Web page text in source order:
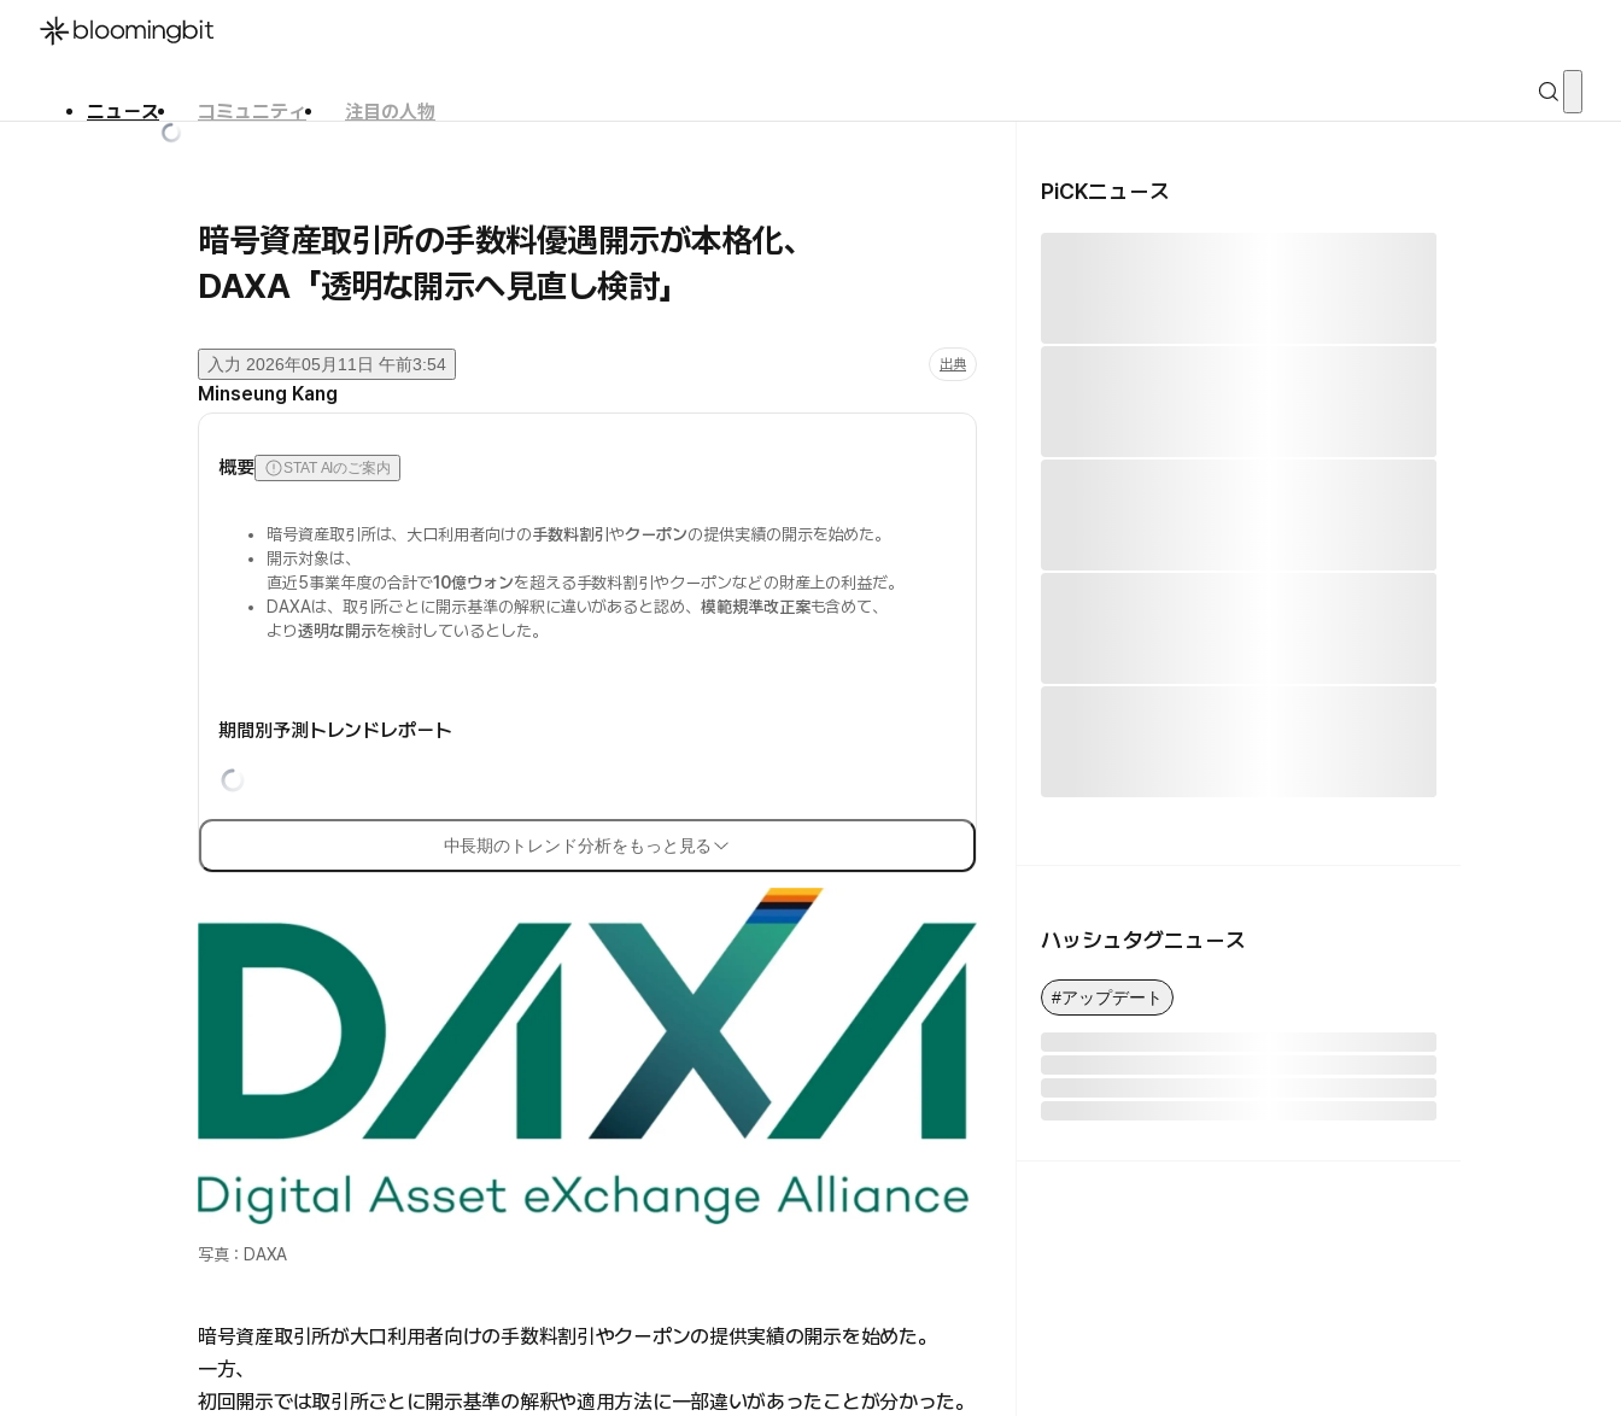
ニュース コミュニティ
注目の人物
暗号資産取引所の手数料優遇開示が本格化、
DAXA「透明な開示へ見直し検討」
入力 2026年05月11日 午前3:54 出典
Minseung Kang
概要 STAT AIのご案内
暗号資産取引所は、大口利用者向けの手数料割引やクーポンの提供実績の開示を始めた。
開示対象は、
直近5事業年度の合計で10億ウォンを超える手数料割引やクーポンなどの財産上の利益だ。
DAXAは、取引所ごとに開示基準の解釈に違いがあると認め、 模範規準改正案も含めて、
より透明な開示を検討しているとした。
期間別予測トレンドレポート
中長期のトレンド分析をもっと見る
写真：DAXA
暗号資産取引所が大口利用者向けの手数料割引やクーポンの提供実績の開示を始めた。
一方、
初回開示では取引所ごとに開示基準の解釈や適用方法に一部違いがあったことが分かった。
PiCKニュース
ハッシュタグニュース
#アップデート